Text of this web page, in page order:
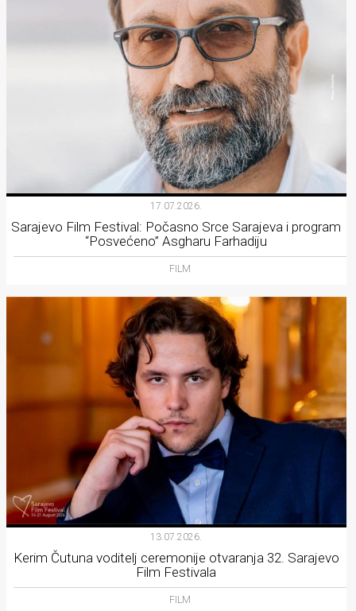
17.07.2026.
Sarajevo Film Festival: Počasno Srce Sarajeva i program
“Posvećeno” Asgharu Farhadiju
FILM
13.07.2026.
Kerim Čutuna voditelj ceremonije otvaranja 32. Sarajevo
Film Festivala
FILM